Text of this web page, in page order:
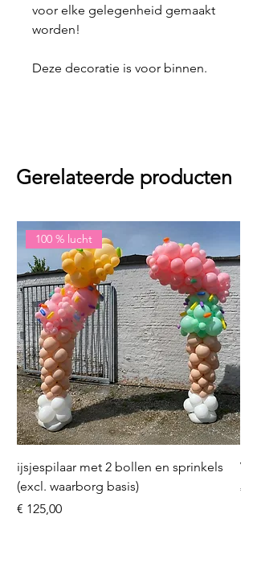
voor elke gelegenheid gemaakt
worden!
Deze decoratie is voor binnen.
Gerelateerde producten
100 % lucht
ijsjespilaar met 2 bollen en sprinkels
(excl. waarborg basis)
Prijs
€ 125,00
Prijs
€